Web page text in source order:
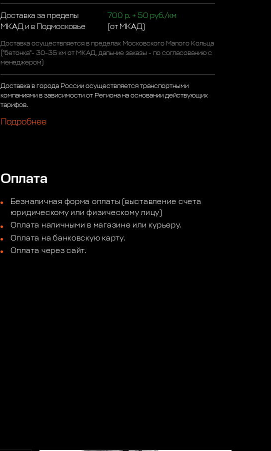
Доставка за пределы
МКАД и в Подмосковье
700 р. + 50 руб./км
(от МКАД)
Доставка осуществляется в пределах Московского Малого Кольца
("бетонка"- 30-35 км от МКАД, дальние заказы - по согласованию с
менеджером)
Доставка в города России осуществляется транспортными
компаниями в зависимости от Региона на основании действующих
тарифов.
Подробнее
Оплата
Безналичная форма оплаты (выставление счета
юридическому или физическому лицу)
Оплата наличными в магазине или курьеру.
Оплата на банковскую карту.
Оплата через сайт.